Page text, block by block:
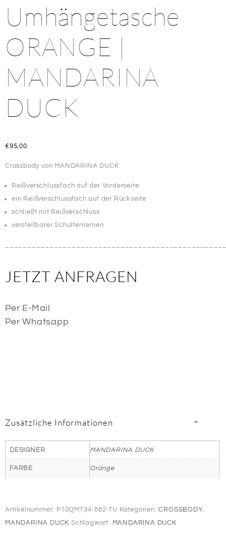
Umhängetasche
ORANGE |
MANDARINA
DUCK
€95,00
Crossbody von MANDARINA DUCK
Reißverschlussfach auf der Vorderseite
ein Reißverschlussfach auf der Rückseite
schließt mit Reißverschluss
verstellbarer Schulterriemen
JETZT ANFRAGEN
Per E-Mail
Per Whatsapp
Zusätzliche Informationen
DESIGNER MANDARINA DUCK
FARBE Orange
Artikelnummer: P10QMT34-882-TU Kategorien:CROSSBODY,
MANDARINA DUCK Schlagwort: MANDARINA DUCK